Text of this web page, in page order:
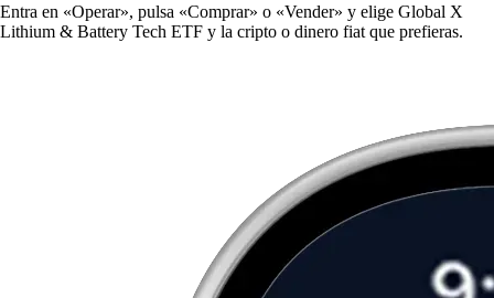
Entra en «Operar», pulsa «Comprar» o «Vender» y elige Global X
Lithium & Battery Tech ETF y la cripto o dinero fiat que prefieras.